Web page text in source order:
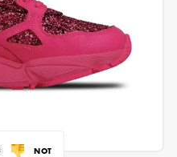
NOT